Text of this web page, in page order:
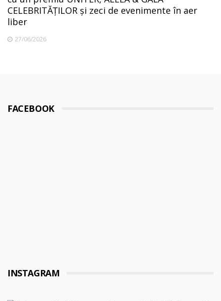
CELEBRITĂȚILOR și zeci de evenimente în aer
liber
27/06/2026
FACEBOOK
INSTAGRAM